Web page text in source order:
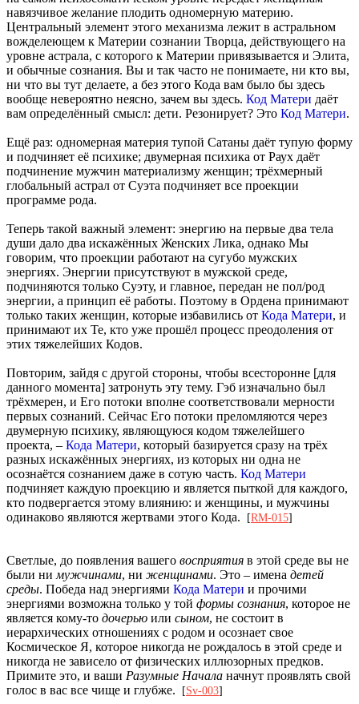
навязчивое желание плодить одномерную материю.
Центральный элемент этого механизма лежит в астральном
вожделеющем к Материи сознании Творца, действующего на
уровне астрала, с которого к Материи привязывается и Элита,
и обычные сознания. Вы и так часто не понимаете, ни кто вы,
ни что вы тут делаете, а без этого Кода вам было бы здесь
вообще невероятно неясно, зачем вы здесь. Код Матери даёт
вам определённый смысл: дети. Резонирует? Это Код Матери.
Ещё раз: одномерная материя тупой Сатаны даёт тупую форму
и подчиняет её психике; двумерная психика от Раух даёт
подчинение мужчин материализму женщин; трёхмерный
глобальный астрал от Суэта подчиняет все проекции
программе рода.
Теперь такой важный элемент: энергию на первые два тела
души дало два искажённых Женских Лика, однако Мы
говорим, что проекции работают на сугубо мужских
энергиях. Энергии присутствуют в мужской среде,
подчиняются только Суэту, и главное, передан не пол/род
энергии, а принцип её работы. Поэтому в Ордена принимают
только таких женщин, которые избавились от Кода Матери, и
принимают их Те, кто уже прошёл процесс преодоления от
этих тяжелейших Кодов.
Повторим, зайдя с другой стороны, чтобы всесторонне [для
данного момента] затронуть эту тему. Гэб изначально был
трёхмерен, и Его потоки вполне соответствовали мерности
первых сознаний. Сейчас Его потоки преломляются через
двумерную психику, являющуюся кодом тяжелейшего
проекта, – Кода Матери, который базируется сразу на трёх
разных искажённых энергиях, из которых ни одна не
осознаётся сознанием даже в сотую часть. Код Матери
подчиняет каждую проекцию и является пыткой для каждого,
кто подвергается этому влиянию: и женщины, и мужчины
одинаково являются жертвами этого Кода.
[RM-015]
Светлые, до появления вашего восприятия в этой среде вы не
были ни мужчинами, ни женщинами. Это – имена детей
среды. Победа над энергиями Кода Матери и прочими
энергиями возможна только у той формы сознания, которое не
является кому-то дочерью или сыном, не состоит в
иерархических отношениях с родом и осознает свое
Космическое Я, которое никогда не рождалось в этой среде и
никогда не зависело от физических иллюзорных предков.
Примите это, и ваши Разумные Начала начнут проявлять свой
голос в вас все чище и глубже.
[Sv-003]